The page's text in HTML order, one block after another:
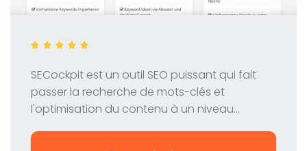
SECockpit est un outil SEO puissant qui fait
passer la recherche de mots-clés et
l'optimisation du contenu à un niveau